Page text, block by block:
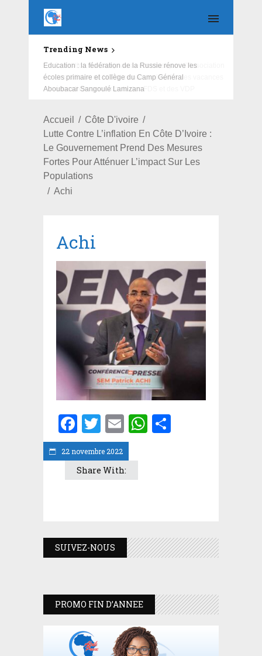
Trending News
Education : la fédération de la Russie rénove les
écoles primaire et collège du Camp Général
Aboubacar Sangoulé Lamizana
Accueil
Côte D'ivoire
Lutte Contre L’inflation En Côte D’Ivoire :
Le Gouvernement Prend Des Mesures
Fortes Pour Atténuer L’impact Sur Les
Populations
Achi
22 novembre 2022
Achi
Facebook
Twitter
EmailWhatsApp
Share With:
SUIVEZ-NOUS
PROMO FIN D’ANNEE